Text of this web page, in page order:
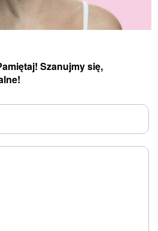
Szanujmy się,